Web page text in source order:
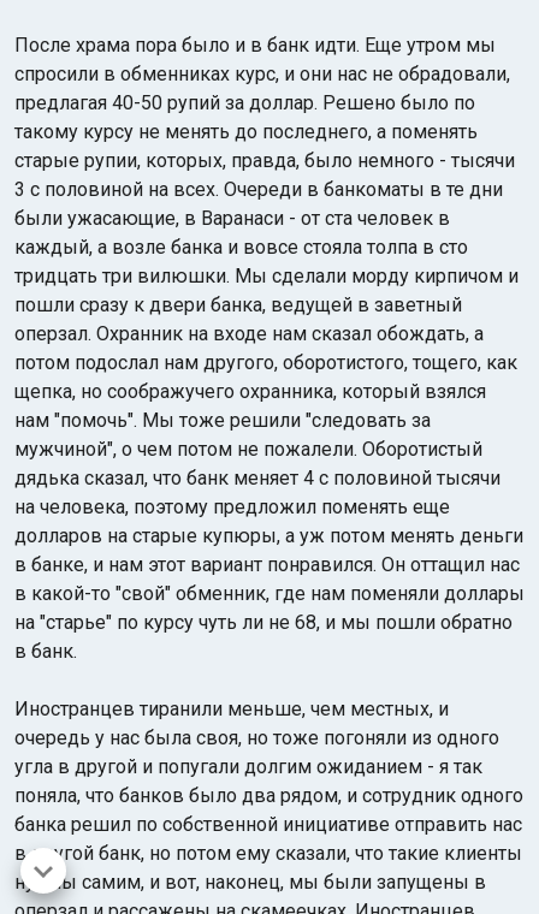
После храма пора было и в банк идти. Еще утром мы
спросили в обменниках курс, и они нас не обрадовали,
предлагая 40-50 рупий за доллар. Решено было по
такому курсу не менять до последнего, а поменять
старые рупии, которых, правда, было немного - тысячи
3 с половиной на всех. Очереди в банкоматы в те дни
были ужасающие, в Варанаси - от ста человек в
каждый, а возле банка и вовсе стояла толпа в сто
тридцать три вилюшки. Мы сделали морду кирпичом и
пошли сразу к двери банка, ведущей в заветный
оперзал. Охранник на входе нам сказал обождать, а
потом подослал нам другого, оборотистого, тощего, как
щепка, но соображучего охранника, который взялся
нам "помочь". Мы тоже решили "следовать за
мужчиной", о чем потом не пожалели. Оборотистый
дядька сказал, что банк меняет 4 с половиной тысячи
на человека, поэтому предложил поменять еще
долларов на старые купюры, а уж потом менять деньги
в банке, и нам этот вариант понравился. Он оттащил нас
в какой-то "свой" обменник, где нам поменяли доллары
на "старье" по курсу чуть ли не 68, и мы пошли обратно
в банк.
Иностранцев тиранили меньше, чем местных, и
очередь у нас была своя, но тоже погоняли из одного
угла в другой и попугали долгим ожиданием - я так
поняла, что банков было два рядом, и сотрудник одного
банка решил по собственной инициативе отправить нас
в другой банк, но потом ему сказали, что такие клиенты
нужны самим, и вот, наконец, мы были запущены в